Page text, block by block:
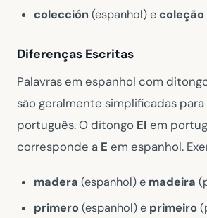
colección (espanhol) ecoleção
Diferenças Escritas
Palavras em espanhol com
são geralmente simplificadas para
português. O ditongo EI em
corresponde a E em espanhol.
madera (espanhol) e madeira
primero (espanhol) e primeiro